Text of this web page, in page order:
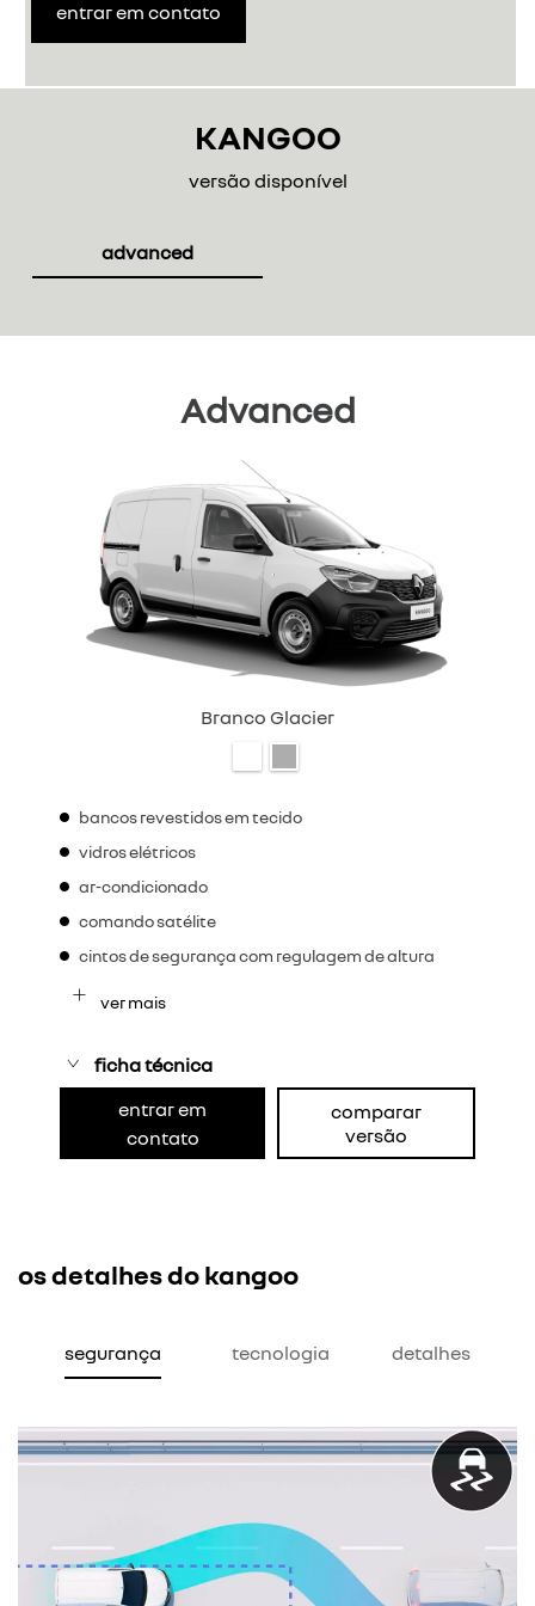
entrar em contato
KANGOO
versão disponível
advanced
Advanced
Branco Glacier
bancos revestidos em tecido
vidros elétricos
ar-condicionado
comando satélite
cintos de segurança com regulagem de altura
ver mais
ficha técnica
entrar em
contato
comparar
versão
os detalhes do kangoo
segurança tecnologia detalhes